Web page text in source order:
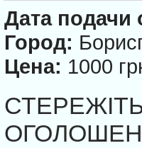
Дата подачи
Город:
Цена: 1000